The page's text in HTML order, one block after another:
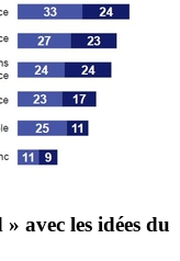
avec les idées du